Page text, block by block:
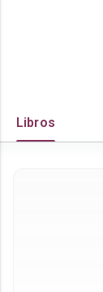
Libros